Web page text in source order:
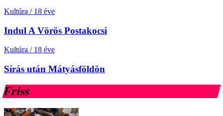
Kultúra / 18 éve
Indul A Vörös Postakocsi
Kultúra / 18 éve
Sírás után Mátyásföldön
Friss